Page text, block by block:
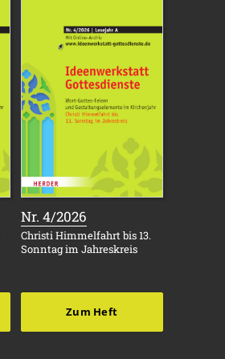
Nr. 4/2026
Christi Himmelfahrt bis 13.
Sonntag im Jahreskreis
Zum Heft